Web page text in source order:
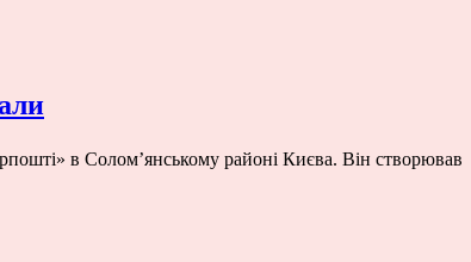
в Солом’янському районі Києва. Він створював